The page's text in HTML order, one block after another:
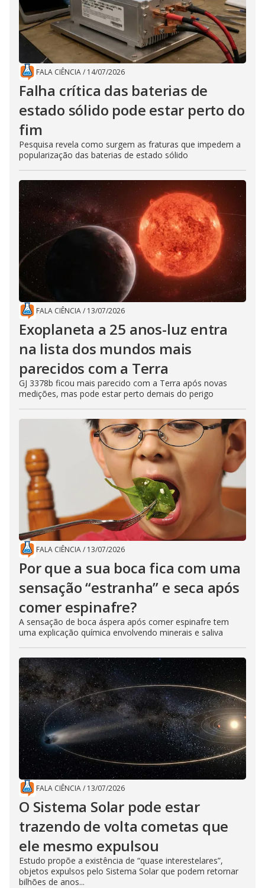
FALA CIÊNCIA/ 14/07/2026
Falha crítica das baterias de
estado sólido pode estar perto do
fim
Pesquisa revela como surgem as fraturas que impedem a
popularização das baterias de estado sólido
FALA CIÊNCIA/ 13/07/2026
Exoplaneta a 25 anos-luz entra
na lista dos mundos mais
parecidos com a Terra
GJ 3378b ficou mais parecido com a Terra após novas
medições, mas pode estar perto demais do perigo
FALA CIÊNCIA/ 13/07/2026
Por que a sua boca fica com uma
sensação “estranha” e seca após
comer espinafre?
A sensação de boca áspera após comer espinafre tem
uma explicação química envolvendo minerais e saliva
FALA CIÊNCIA/ 13/07/2026
O Sistema Solar pode estar
trazendo de volta cometas que
ele mesmo expulsou
Estudo propõe a existência de “quase interestelares”,
objetos expulsos pelo Sistema Solar que podem retornar
bilhões de anos...